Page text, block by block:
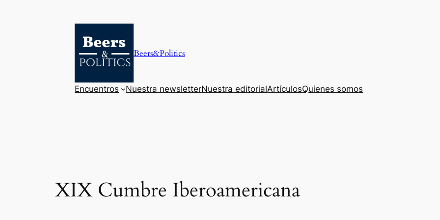
Beers&Politics
Encuentros Nuestra newsletterNuestra editorialArtículosQuienes somos
XIX Cumbre Iberoamericana